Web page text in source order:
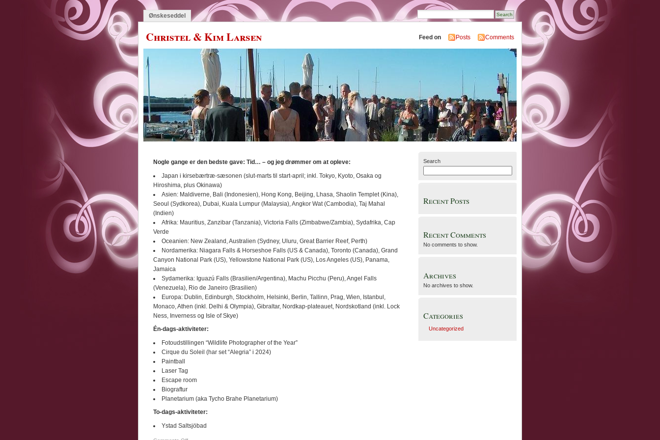
Ønskeseddel
Christel & Kim Larsen Feed on Posts Comments
Nogle gange er den bedste gave: Tid… – og jeg drømmer om at opleve:
Japan i kirsebærtræ-sæsonen (slut-marts til start-april; inkl. Tokyo, Kyoto, Osaka og
Hiroshima, plus Okinawa)
Asien: Maldiverne, Bali (Indonesien), Hong Kong, Beijing, Lhasa, Shaolin Templet (Kina),
Seoul (Sydkorea), Dubai, Kuala Lumpur (Malaysia), Angkor Wat (Cambodia), Taj Mahal
(Indien)
Afrika: Mauritius, Zanzibar (Tanzania), Victoria Falls (Zimbabwe/Zambia), Sydafrika, Cap
Verde
Oceanien: New Zealand, Australien (Sydney, Uluru, Great Barrier Reef, Perth)
Nordamerika: Niagara Falls & Horseshoe Falls (US & Canada), Toronto (Canada), Grand
Canyon National Park (US), Yellowstone National Park (US), Los Angeles (US), Panama,
Jamaica
Sydamerika: Iguazú Falls (Brasilien/Argentina), Machu Picchu (Peru), Angel Falls
(Venezuela), Rio de Janeiro (Brasilien)
Europa: Dublin, Edinburgh, Stockholm, Helsinki, Berlin, Tallinn, Prag, Wien, Istanbul,
Monaco, Athen (inkl. Delhi & Olympia), Gibraltar, Nordkap-plateauet, Nordskotland (inkl. Lock
Ness, Inverness og Isle of Skye)
Én-dags-aktiviteter:
Fotoudstillingen “Wildlife Photographer of the Year”
Cirque du Soleil (har set “Alegria” i 2024)
Paintball
Laser Tag
Escape room
Biograftur
Planetarium (aka Tycho Brahe Planetarium)
To-dags-aktiviteter:
Ystad Saltsjöbad
Search
Recent Posts
Recent Comments
No comments to show.
Archives
No archives to show.
Categories
Uncategorized